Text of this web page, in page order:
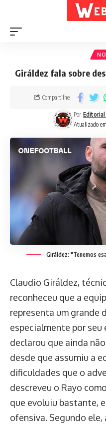
Giráldez fala sobre
Atualizado
Por Editorial
Compartilhe
Giráldez: "Tenemos
Claudio Giráldez,
reconheceu que a
representa um grande
especialmente por
declarou que ainda
desde que assumiu a
dificuldades que o
descreveu o Rayo
que evoluiu bastante,
ofensiva. Segundo ele,